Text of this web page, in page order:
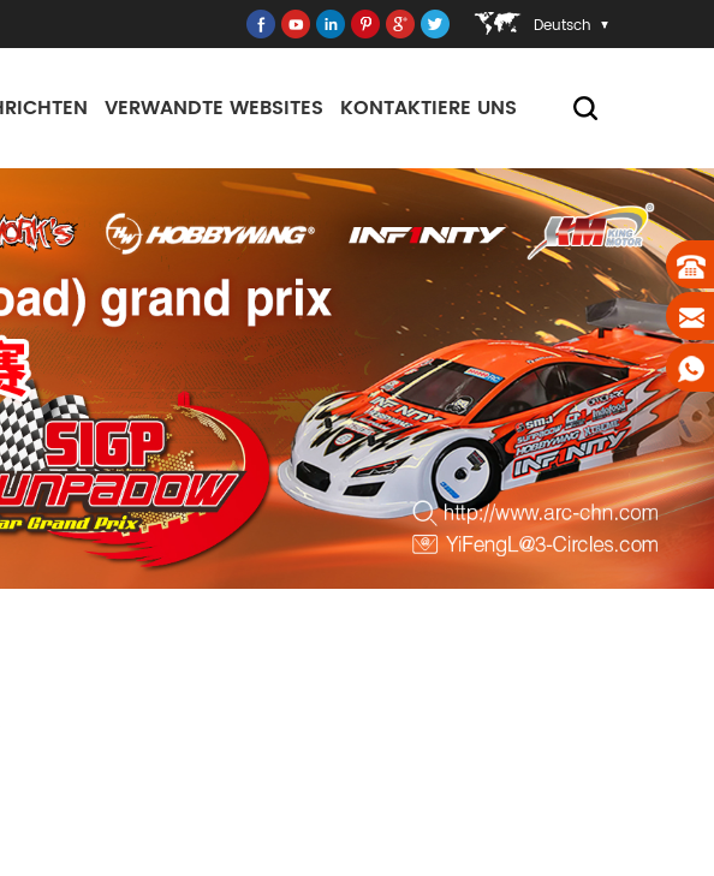
Deutsch
VERWANDTE WEBSITES KONTAKTIERE UNS